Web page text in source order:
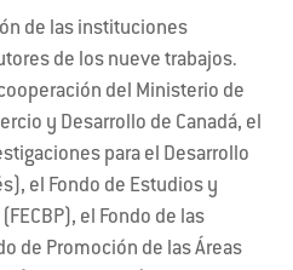
de las instituciones
de los nueve trabajos.
del Ministerio de
y Desarrollo de Canadá, el
para el Desarrollo
el Fondo de Estudios y
el Fondo de las
de Promoción de las Áreas